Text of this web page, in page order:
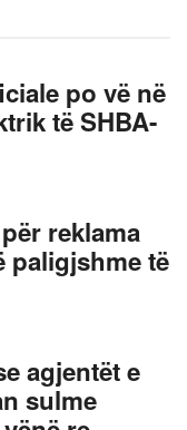
po vë në
të SHBA-
reklama
paligjshme të
agjentët e
sulme